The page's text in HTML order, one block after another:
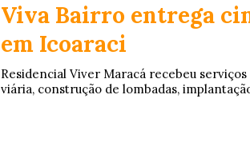
Viva Bairro entrega
em Icoaraci
Residencial Viver Maracá recebeu
viária, construção de lombadas,